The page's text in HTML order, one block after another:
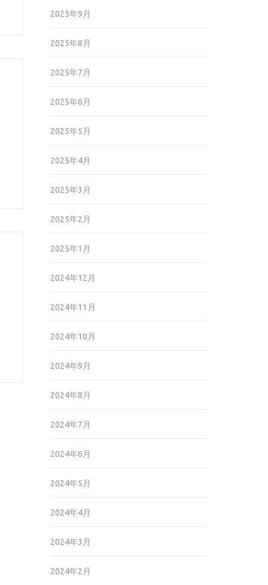
2025年9月
2025年8月
2025年7月
2025年6月
2025年5月
2025年4月
2025年3月
2025年2月
2025年1月
2024年12月
2024年11月
2024年10月
2024年9月
2024年8月
2024年7月
2024年6月
2024年5月
2024年4月
2024年3月
2024年2月